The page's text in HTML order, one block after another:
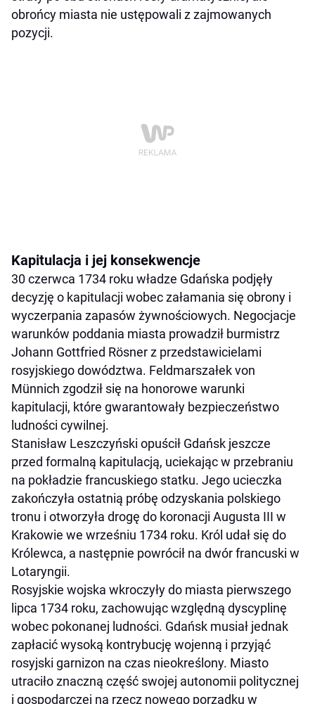
obrońcy miasta nie ustępowali z zajmowanych
pozycji.
Kapitulacja i jej konsekwencje
30 czerwca 1734 roku władze Gdańska podjęły
decyzję o kapitulacji wobec załamania się obrony i
wyczerpania zapasów żywnościowych. Negocjacje
warunków poddania miasta prowadził burmistrz
Johann Gottfried Rösner z przedstawicielami
rosyjskiego dowództwa. Feldmarszałek von
Münnich zgodził się na honorowe warunki
kapitulacji, które gwarantowały bezpieczeństwo
ludności cywilnej.
Stanisław Leszczyński opuścił Gdańsk jeszcze
przed formalną kapitulacją, uciekając w przebraniu
na pokładzie francuskiego statku. Jego ucieczka
zakończyła ostatnią próbę odzyskania polskiego
tronu i otworzyła drogę do koronacji Augusta III w
Krakowie we wrześniu 1734 roku. Król udał się do
Królewca, a następnie powrócił na dwór francuski w
Lotaryngii.
Rosyjskie wojska wkroczyły do miasta pierwszego
lipca 1734 roku, zachowując względną dyscyplinę
wobec pokonanej ludności. Gdańsk musiał jednak
zapłacić wysoką kontrybucję wojenną i przyjąć
rosyjski garnizon na czas nieokreślony. Miasto
utraciło znaczną część swojej autonomii politycznej
i gospodarczej na rzecz nowego porządku w